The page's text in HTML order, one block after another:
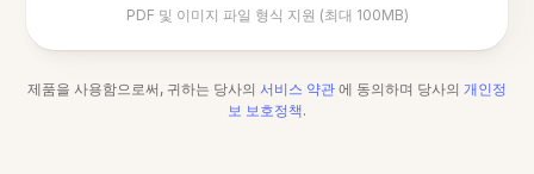
PDF 및 이미지 파일 형식 지원 (최대 100MB)
제품을 사용함으로써, 귀하는 당사의 서비스 약관 에 동의하며 당사의 개인정
보 보호정책.